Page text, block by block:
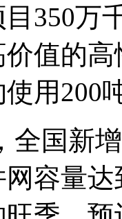
350万
值的
用200
国新增
容量